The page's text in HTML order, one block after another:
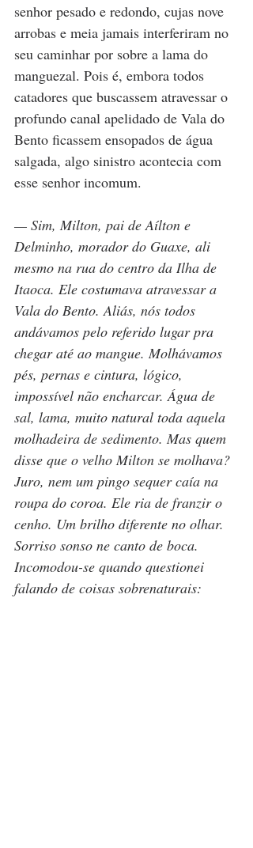
senhor pesado e redondo, cujas nove
arrobas e meia jamais interferiram no
seu caminhar por sobre a lama do
manguezal. Pois é, embora todos
catadores que buscassem atravessar o
profundo canal apelidado de Vala do
Bento ficassem ensopados de água
salgada, algo sinistro acontecia com
esse senhor incomum.
— Sim, Milton, pai de Aílton e
Delminho, morador do Guaxe, ali
mesmo na rua do centro da Ilha de
Itaoca. Ele costumava atravessar a
Vala do Bento. Aliás, nós todos
andávamos pelo referido lugar pra
chegar até ao mangue. Molhávamos
pés, pernas e cintura, lógico,
impossível não encharcar. Água de
sal, lama, muito natural toda aquela
molhadeira de sedimento. Mas quem
disse que o velho Milton se molhava?
Juro, nem um pingo sequer caía na
roupa do coroa. Ele ria de franzir o
cenho. Um brilho diferente no olhar.
Sorriso sonso ne canto de boca.
Incomodou-se quando questionei
falando de coisas sobrenaturais: